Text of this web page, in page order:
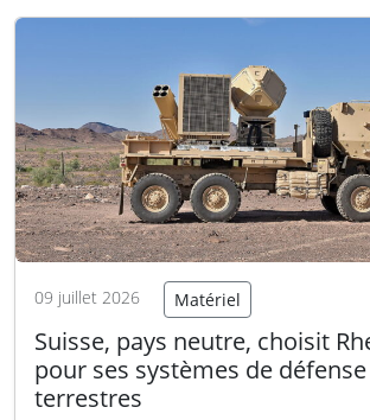
09 juillet 2026 Matériel
Suisse, pays neutre, choisit
pour ses systèmes de
terrestres